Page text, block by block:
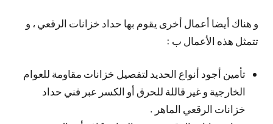
و هناك أيضا أعمال أخرى يقوم بها حداد خزانات الرقعي ، و
تتمثل هذه الأعمال ب :
تأمين أجود أنواع الحديد لتفصيل خزانات مقاومة للعوام
الخارجية و غير قاللة للحرق أو الكسر عبر فني حداد
خزانات الرقعي الماهر .